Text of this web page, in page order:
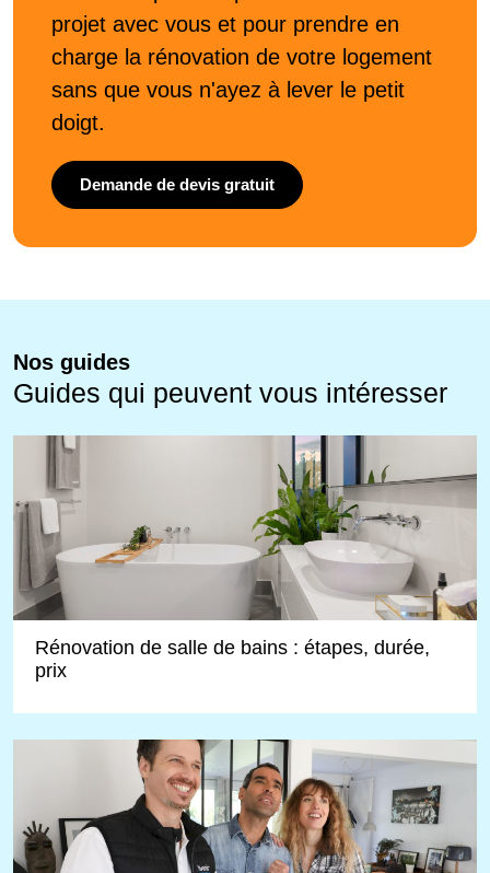
projet avec vous et pour prendre en
charge la rénovation de votre logement
sans que vous n'ayez à lever le petit
doigt.
Demande de devis gratuit
Nos guides
Guides qui peuvent vous intéresser
Rénovation de salle de bains : étapes, durée,
prix